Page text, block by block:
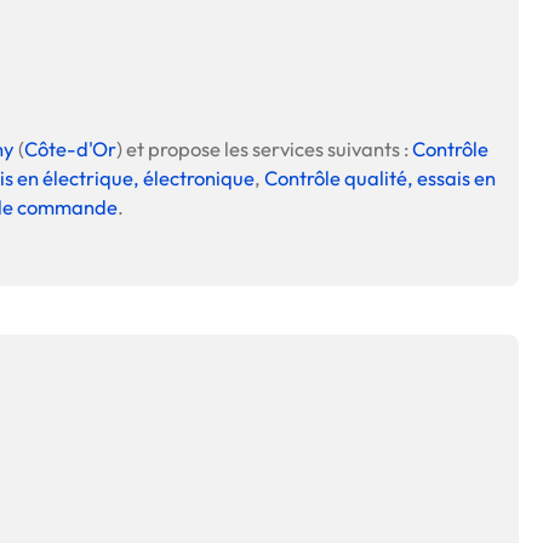
pour vos projets de développement
(Côte-d'Or) et propose les services suivants :Contrôle
en électrique, électronique,Contrôle qualité, essais en
commande.